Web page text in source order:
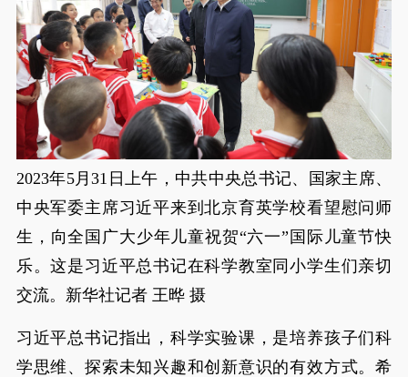
2023年5月31日上午，中共中央总书记、国家主席、
中央军委主席习近平来到北京育英学校看望慰问师
生，向全国广大少年儿童祝贺“六一”国际儿童节快
乐。这是习近平总书记在科学教室同小学生们亲切
交流。新华社记者 王晔 摄
习近平总书记指出，科学实验课，是培养孩子们科
学思维、探索未知兴趣和创新意识的有效方式。希